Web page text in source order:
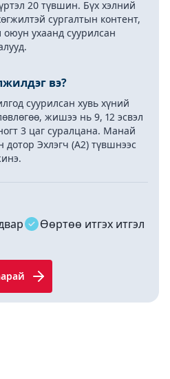
20 түвшин. Бүх хэлний
сургалтын контент,
ухаанд суурилсан
вэ?
суурилсан хувь хүний
жишээ нь 9, 12 эсвэл
3 цаг суралцана. Манай
Эхлэгч (A2) түвшнээс
Өөртөө итгэх итгэл